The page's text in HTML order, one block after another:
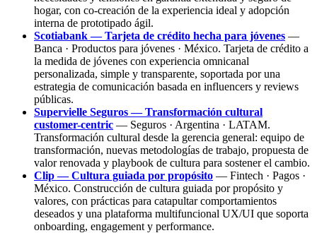
hogar, con co-creación de la experiencia ideal y adopción
interna de prototipado ágil.
Scotiabank — Tarjeta de crédito hecha para jóvenes —
Banca · Productos para jóvenes · México. Tarjeta de crédito a
la medida de jóvenes con experiencia omnicanal
personalizada, simple y transparente, soportada por una
estrategia de comunicación basada en influencers y reviews
públicas.
Supervielle Seguros — Transformación cultural
customer-centric — Seguros · Argentina · LATAM.
Transformación cultural desde la gerencia general: equipo de
transformación, nuevas metodologías de trabajo, propuesta de
valor renovada y playbook de cultura para sostener el cambio.
Clip — Cultura guiada por propósito — Fintech · Pagos ·
México. Construcción de cultura guiada por propósito y
valores, con prácticas para catapultar comportamientos
deseados y una plataforma multifuncional UX/UI que soporta
onboarding, engagement y performance.